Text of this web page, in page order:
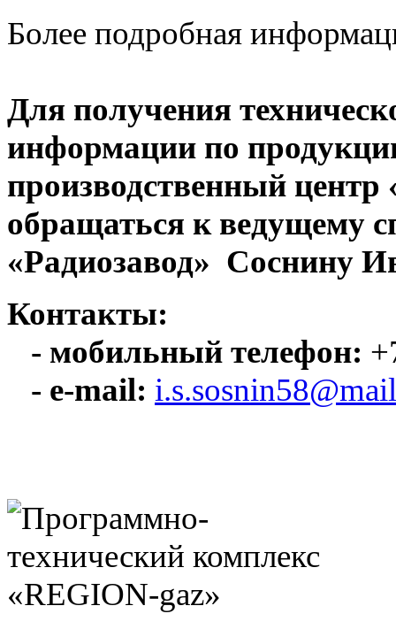
Более подробная
Для получения
информации по
производственный
обращаться к ведущему
«Радиозавод» Соснину
Контакты:
- мобильный телефон:
- e-mail: